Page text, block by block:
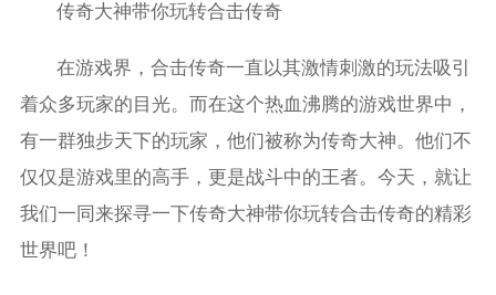
传奇大神带你玩转合击传奇
在游戏界，合击传奇一直以其激情刺激的玩法吸引
着众多玩家的目光。而在这个热血沸腾的游戏世界中，
有一群独步天下的玩家，他们被称为传奇大神。他们不
仅仅是游戏里的高手，更是战斗中的王者。今天，就让
我们一同来探寻一下传奇大神带你玩转合击传奇的精彩
世界吧！